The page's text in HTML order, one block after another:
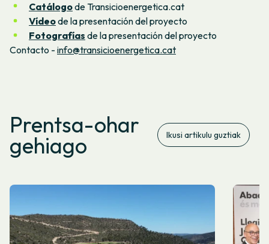
Catálogode Transicioenergetica.cat
Vídeode la presentación del proyecto
Fotografías de la presentación del proyecto
Contacto - info@transicioenergetica.cat
Prentsa-ohar
gehiago Ikusi artikulu guztiak